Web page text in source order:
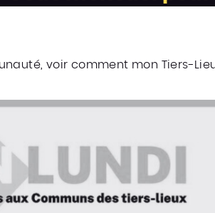
voir comment mon Tiers-